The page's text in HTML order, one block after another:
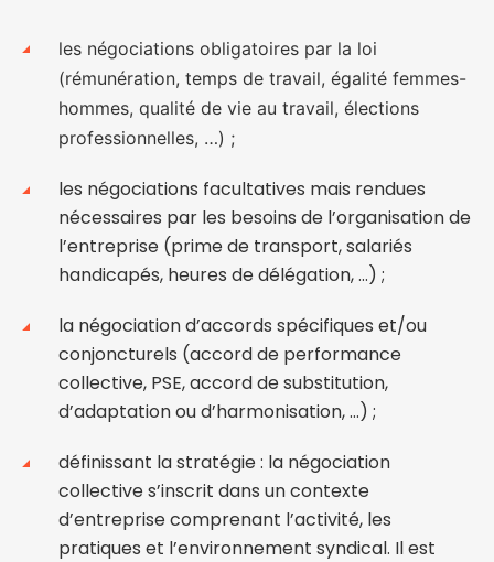
les négociations obligatoires par la loi
(rémunération, temps de travail, égalité femmes-
hommes, qualité de vie au travail, élections
professionnelles, …) ;
les négociations facultatives mais rendues
nécessaires par les besoins de l’organisation de
l’entreprise (prime de transport, salariés
handicapés, heures de délégation, …) ;
la négociation d’accords spécifiques et/ou
conjoncturels (accord de performance
collective, PSE, accord de substitution,
d’adaptation ou d’harmonisation, …) ;
définissant la stratégie : la négociation
collective s’inscrit dans un contexte
d’entreprise comprenant l’activité, les
pratiques et l’environnement syndical. Il est